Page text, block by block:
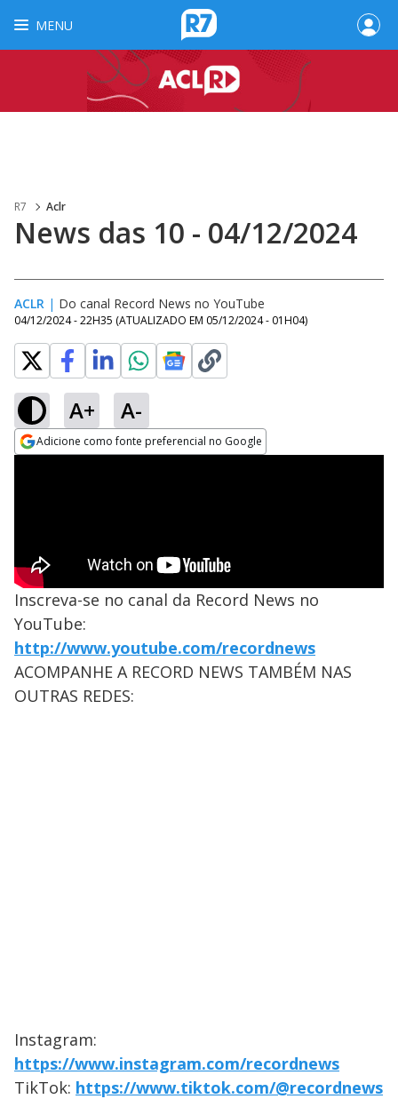
MENU
R7 Aclr
News das 10 - 04/12/2024
ACLR | Do canal Record News no YouTube
04/12/2024 - 22H35 (ATUALIZADO EM 05/12/2024 - 01H04)
A+ A-
Adicione como fonte preferencial no Google
Inscreva-se no canal da Record News no
YouTube:
http://www.youtube.com/recordnews
ACOMPANHE A RECORD NEWS TAMBÉM NAS
OUTRAS REDES:
Instagram:
https://www.instagram.com/recordnews
TikTok: https://www.tiktok.com/@recordnews